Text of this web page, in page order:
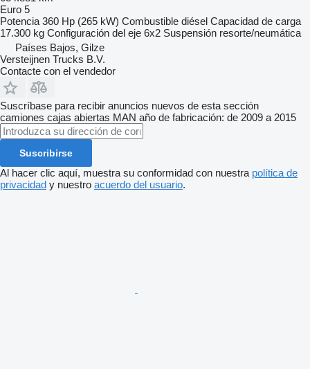
Euro 5
Potencia 360 Hp (265 kW) Combustible diésel Capacidad de carga
17.300 kg Configuración del eje 6x2 Suspensión resorte/neumática
Países Bajos, Gilze
Versteijnen Trucks B.V.
Contacte con el vendedor
Suscríbase para recibir anuncios nuevos de esta sección
camiones cajas abiertas MAN año de fabricación: de 2009 a 2015
Suscribirse
Al hacer clic aquí, muestra su conformidad con nuestra política de
privacidad y nuestro acuerdo del usuario.